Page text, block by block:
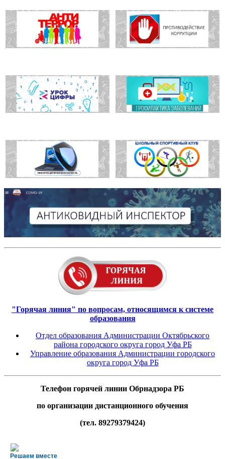
"Горячая линия" по вопросам, относящимся к системе
образования
Отдел образования Администрации Октябрьского
района городского округа город Уфа РБ
Управление образования Администрации городского
округа город Уфа РБ
Телефон горячей линии Обрнадзора РБ
по организации дистанционного обучения
(тел. 89279379424)
Решаем вместе